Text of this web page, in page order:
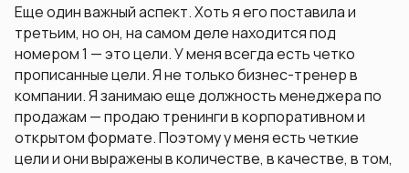
Еще один важный аспект. Хоть я его поставила и
третьим, но он, на самом деле находится под
номером 1 — это цели. У меня всегда есть четко
прописанные цели. Я не только бизнес-тренер в
компании. Я занимаю еще должность менеджера по
продажам — продаю тренинги в корпоративном и
открытом формате. Поэтому у меня есть четкие
цели и они выражены в количестве, в качестве, в том,